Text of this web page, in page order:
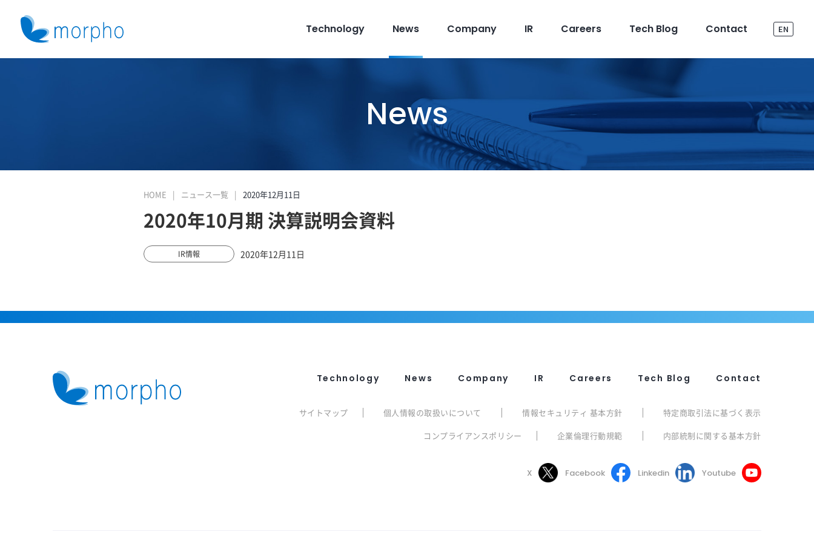
Technology News Company IR Careers Tech Blog Contact EN
News
HOME ニュース一覧 2020年12月11日
2020年10月期 決算説明会資料
IR情報 2020年12月11日
Technology News Company IR Careers Tech Blog Contact
サイトマップ 個人情報の取扱いについて 情報セキュリティ 基本方針
特定商取引法に基づく表示
コンプライアンスポリシー
企業倫理行動規範 内部統制に関する基本方針
X Facebook Linkedin Youtube